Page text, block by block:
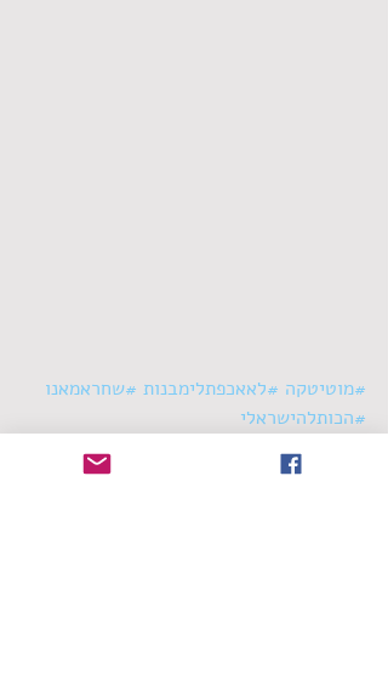
#מוטיטקה #לאאכפתלימבנות #שחראמאנו
#הכותלהישראלי